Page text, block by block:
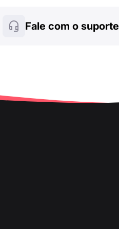
Fale com o suporte